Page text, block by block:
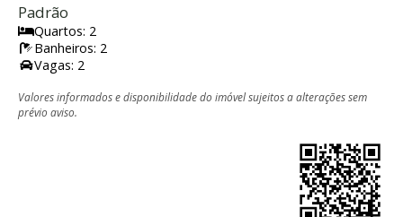
Padrão
Quartos: 2
Banheiros: 2
Vagas: 2
Valores informados e disponibilidade do imóvel sujeitos a alterações sem
prévio aviso.